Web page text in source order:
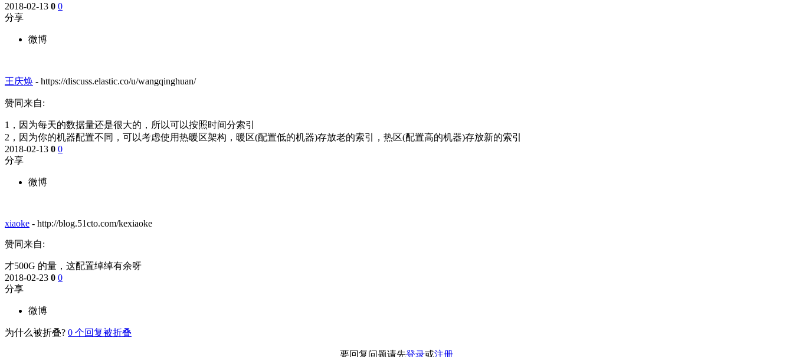
2018-02-13 0 0
分享
微博
王庆焕 - https://discuss.elastic.co/u/wangqinghuan/
赞同来自:
1，因为每天的数据量还是很大的，所以可以按照时间分索引
2，因为你的机器配置不同，可以考虑使用热暖区架构，暖区(配置低的机器)存放老的索引，热区(配置高的机器)存放新的索引
2018-02-13 0 0
分享
微博
xiaoke - http://blog.51cto.com/kexiaoke
赞同来自:
才500G 的量，这配置绰绰有余呀
2018-02-23 0 0
分享
微博
为什么被折叠? 0 个回复被折叠
要回复问题请先登录或注册